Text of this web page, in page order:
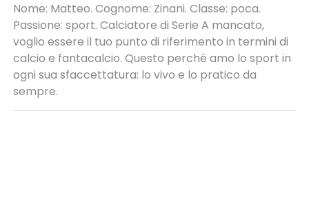
Nome: Matteo. Cognome: Zinani. Classe: poca.
Passione: sport. Calciatore di Serie A mancato,
voglio essere il tuo punto di riferimento in termini di
calcio e fantacalcio. Questo perché amo lo sport in
ogni sua sfaccettatura: lo vivo e lo pratico da
sempre.